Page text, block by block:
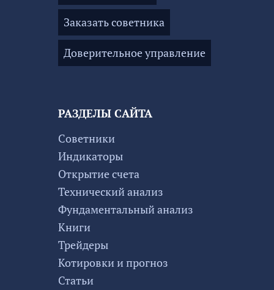
РАЗДЕЛЫ САЙТА
Советники
Индикаторы
Открытие счета
Технический анализ
Фундаментальный анализ
Книги
Трейдеры
Котировки и прогноз
Статьи
Заказать советника
Доверительное управление